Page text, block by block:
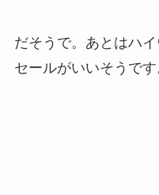
だそうで。あとはハ
セールがいいそうです